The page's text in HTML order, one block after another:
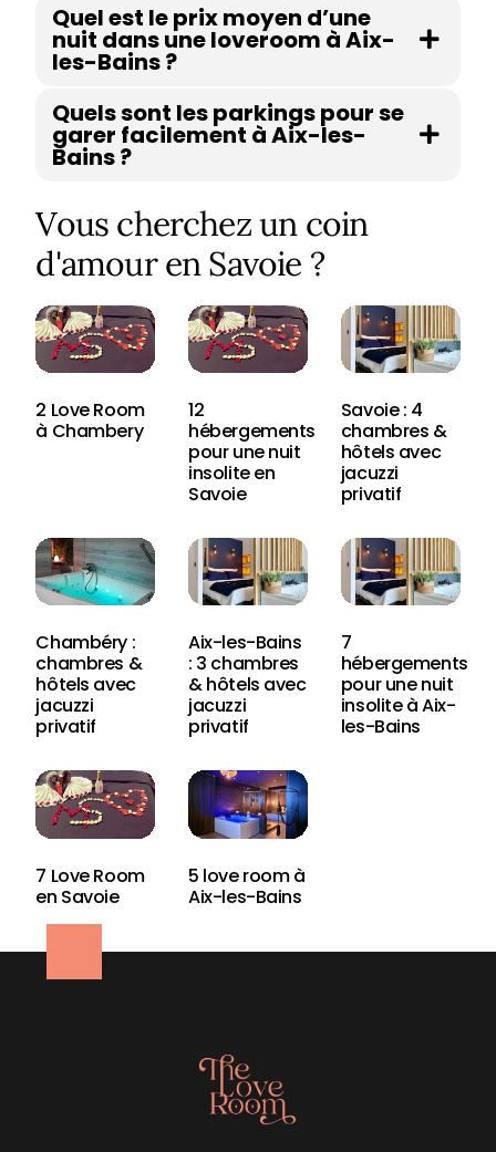
Quel est le prix moyen d’une
nuit dans une loveroom à Aix-
les-Bains ?
Quels sont les parkings pour se
garer facilement à Aix-les-
Bains ?
Vous cherchez un coin
d'amour en Savoie ?
2 Love Room
à Chambery
12
hébergements
pour une nuit
insolite en
Savoie
Savoie : 4
chambres &
hôtels avec
jacuzzi
privatif
Chambéry :
chambres &
hôtels avec
jacuzzi
privatif
Aix-les-Bains
: 3 chambres
& hôtels avec
jacuzzi
privatif
7
hébergements
pour une nuit
insolite à Aix-
les-Bains
7 Love Room
en Savoie
5 love room à
Aix-les-Bains